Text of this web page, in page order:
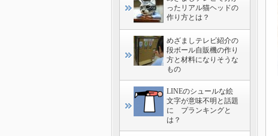
ったリアル猫ヘッドの
作り方とは？
めざましテレビ紹介の
段ボール自販機の作り
方と材料になりそうな
もの
LINEのシュールな絵
文字が意味不明と話題
に プランキングと
は？